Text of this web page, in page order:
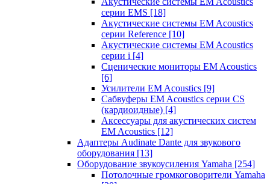
серии EMS [18]
Акустические системы EM Acoustics
серии Reference [10]
Акустические системы EM Acoustics
серии i [4]
Сценические мониторы EM Acoustics
[6]
Усилители EM Acoustics [9]
Сабвуферы EM Acoustics серии CS
(кардиоидные) [4]
Аксессуары для акустических систем
EM Acoustics [12]
Адаптеры Audinate Dante для звукового
оборудования [13]
Оборудование звукоусиления Yamaha [254]
Потолочные громкоговорители Yamaha